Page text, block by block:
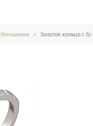
Женщинам Золотое кольцо с